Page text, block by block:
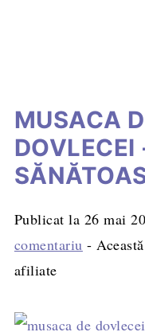
MUSACA
DOVLECEI
Publicat la 26 mai
comentariu -
afiliate